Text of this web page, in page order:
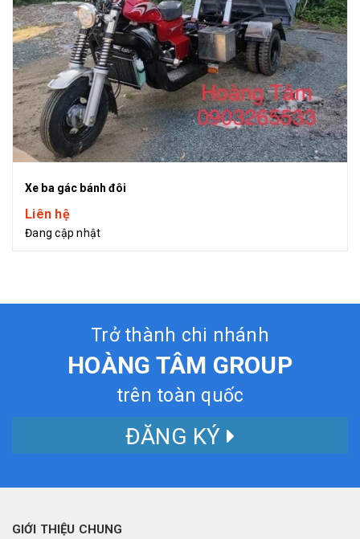
Xe ba gác bánh đôi
Liên hệ
Đang cập nhật
Trở thành chi nhánh
HOÀNG TÂM GROUP
trên toàn quốc
ĐĂNG KÝ
GIỚI THIỆU CHUNG